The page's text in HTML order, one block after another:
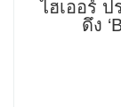
ไฮเออร์
ดึง